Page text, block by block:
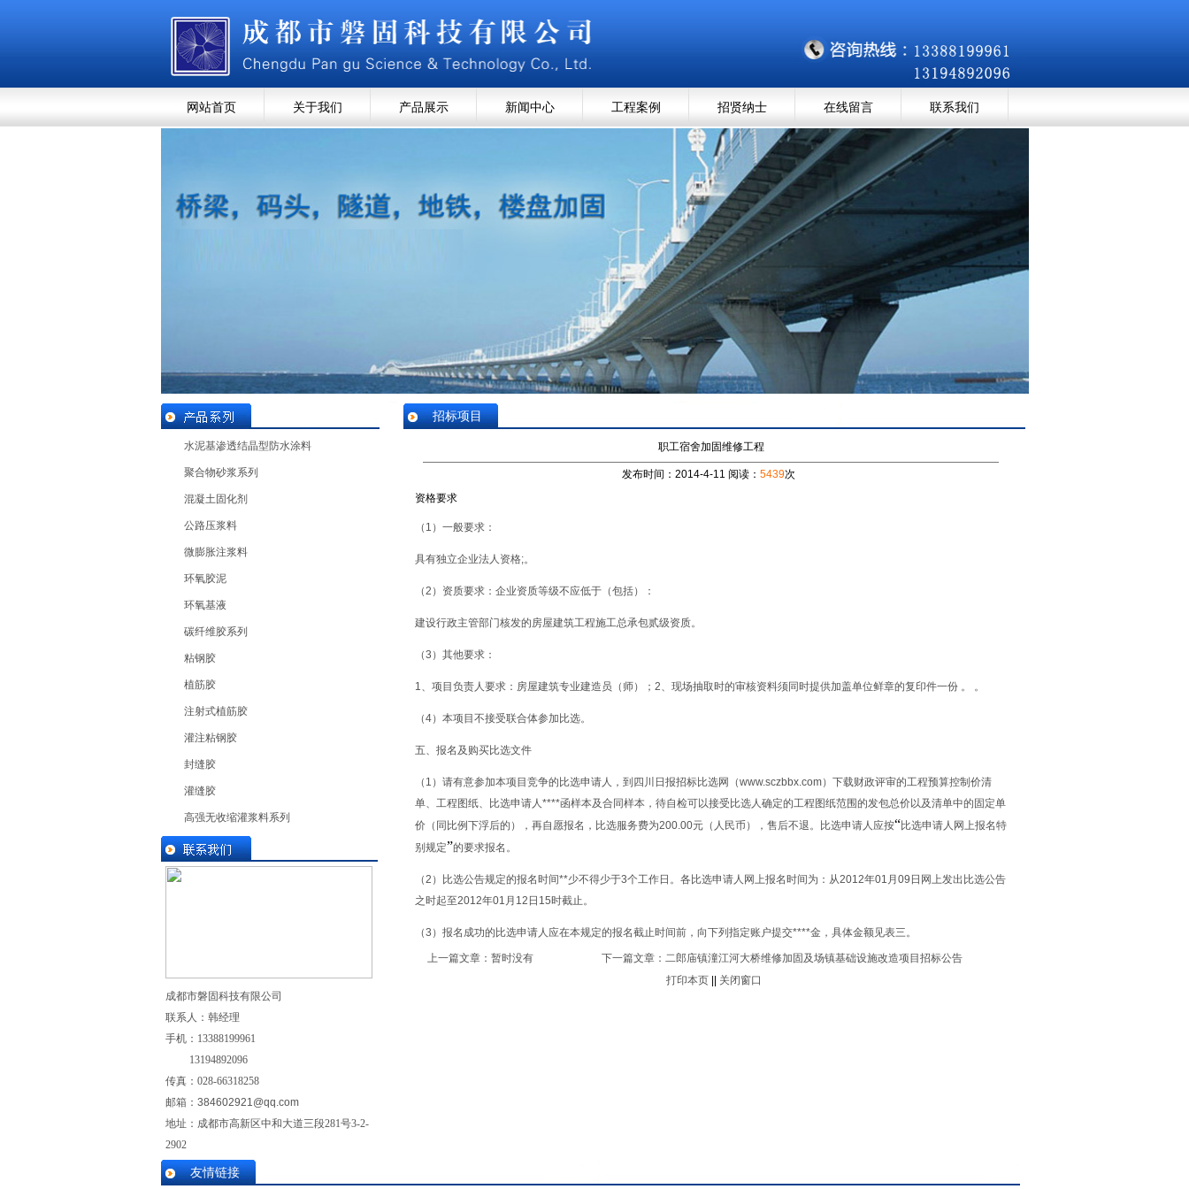
网站首页 关于我们 产品展示 新闻中心 工程案例 招贤纳士 在线留言 联系我们
水泥基渗透结晶型防水涂料
聚合物砂浆系列
混凝土固化剂
公路压浆料
微膨胀注浆料
环氧胶泥
环氧基液
碳纤维胶系列
粘钢胶
植筋胶
注射式植筋胶
灌注粘钢胶
封缝胶
灌缝胶
高强无收缩灌浆料系列
成都市磐固科技有限公司
联系人：韩经理
手机： 13388199961
13194892096
传真：028-66318258
邮箱： 384602921@qq.com
地址：成都市高新区中和大道三段281号3-2-
2902
招标项目
职工宿舍加固维修工程
发布时间：2014-4-11 阅读： 5439次
资格要求
（1）一般要求：
具有独立企业法人资格;。
（2）资质要求：企业资质等级不应低于（包括）：
建设行政主管部门核发的房屋建筑工程施工总承包贰级资质。
（3）其他要求：
1、项目负责人要求：房屋建筑专业建造员（师）；2、现场抽取时的审核资料须同时提供加盖单位鲜章的复印件一份 。 。
（4）本项目 不接受联合体参加比选。
五、报名及购买比选文件
（1）请有意参加本项目竞争的比选申请人，到四川日报招标比选网（www.sczbbx.com）下载财政评审的工程预算控制价清
单、工程图纸、比选申请人****函样本及合同样本，待自检可以接受比选人确定的工程图纸范围的发包总价以及清单中的固定单
价（同比例下浮后的），再自愿报名，比选服务费为200.00元（人民币），售后不退。比选申请人应按“比选申请人网上报名特
别规定”的要求报名。
（2）比选公告规定的报名时间**少不得少于3个工作日。各比选申请人网上报名时间为：从2012年01月09日 网上发出比选公告
之时起至2012年01月12日 15时截止。
（3）报名成功的比选申请人应在本规定的报名截止时间前，向下列指定账户提交****金，具体金额见表三。
上一篇文章：暂时没有 下一篇文章： 二郎庙镇潼江河大桥维修加固及场镇基础设施改造项目招标公告
打印本页|| 关闭窗口
友情链接